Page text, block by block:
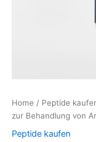
Home / Peptide
zur Behandlung von
Peptide kaufen